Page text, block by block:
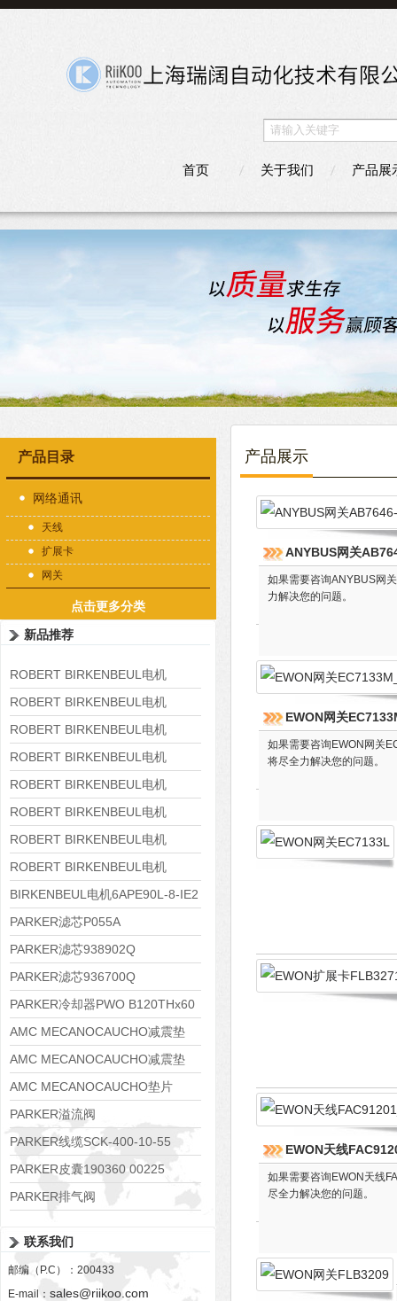
首页 关于我们 产品展
产品目录
网络通讯
天线
扩展卡
网关
点击更多分类
新品推荐
ROBERT BIRKENBEUL电机
8APE225M-4-IE3
ROBERT BIRKENBEUL电机
8APE180L-4 IE3
ROBERT BIRKENBEUL电机
8APE160M-6 IE3
ROBERT BIRKENBEUL电机
8APE160L-4-IE3
ROBERT BIRKENBEUL电机
8APE112M-6K-IE3
ROBERT BIRKENBEUL电机
8APE100L-2 IE3
ROBERT BIRKENBEUL电机
8APE90S-4 IE3
ROBERT BIRKENBEUL电机
8APE80M-2K-IE3
BIRKENBEUL电机6APE90L-8-IE2
PARKER滤芯P055A
PARKER滤芯938902Q
PARKER滤芯936700Q
PARKER冷却器PWO B120THx60
AMC MECANOCAUCHO减震垫
138552
AMC MECANOCAUCHO减震垫
138551
AMC MECANOCAUCHO垫片
608074
PARKER溢流阀
RE06M35W2N1KWXG087
PARKER线缆SCK-400-10-55
PARKER皮囊190360 00225
PARKER排气阀
联系我们
邮编（P.C）：200433
E-mail： sales@riikoo.com
产品展示
ANYBUS网关
如果需要咨询ANYBUS网
力解决您的问题。
EWON网关
如果需要咨询EWON网关
将尽全力解决您的问题。
EWON天线
如果需要咨询EWON天线
尽全力解决您的问题。